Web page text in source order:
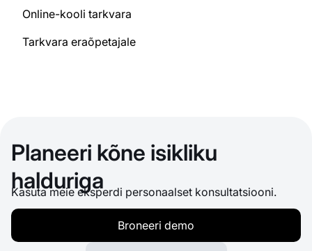
Online-kooli tarkvara
Tarkvara eraõpetajale
Planeeri kõne isikliku
halduriga
Kasuta meie eksperdi personaalset konsultatsiooni.
Broneeri demo